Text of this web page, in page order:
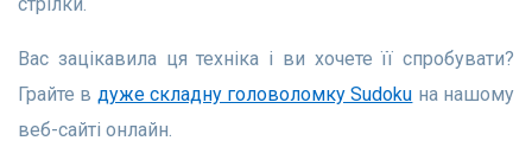
стрілки.
Вас зацікавила ця техніка і ви хочете її спробувати?
Грайте в дуже складну головоломку Sudoku на нашому
веб-сайті онлайн.